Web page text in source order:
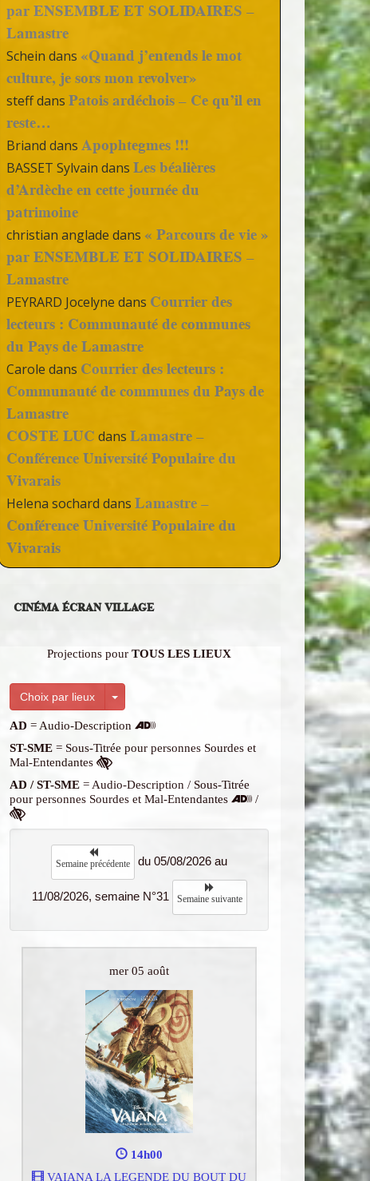
par ENSEMBLE ET SOLIDAIRES –
Lamastre
Schein dans «Quand j’entends le mot
culture, je sors mon revolver»
steffdansPatois ardéchois – Ce qu’il en
reste…
Briand dansApophtegmes !!!
BASSET Sylvain dansLes béalières
d’Ardèche en cette journée du
patrimoine
christian anglade dans « Parcours de vie »
par ENSEMBLE ET SOLIDAIRES –
Lamastre
PEYRARD Jocelyne dans Courrier des
lecteurs : Communauté de communes
du Pays de Lamastre
Carole dans Courrier des lecteurs :
Communauté de communes du Pays de
Lamastre
COSTE LUC dansLamastre –
Conférence Université Populaire du
Vivarais
Helena sochard dansLamastre –
Conférence Université Populaire du
Vivarais
CINÉMA ÉCRAN VILLAGE